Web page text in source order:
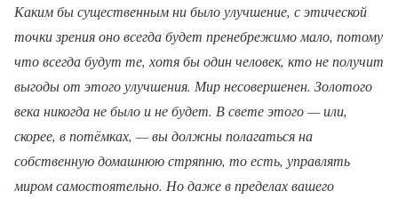
Каким бы существенным ни было улучшение, с этической
точки зрения оно всегда будет пренебрежимо мало, потому
что всегда будут те, хотя бы один человек, кто не получит
выгоды от этого улучшения. Мир несовершенен. Золотого
века никогда не было и не будет. В свете этого — или,
скорее, в потёмках, — вы должны полагаться на
собственную домашнюю стряпню, то есть, управлять
миром самостоятельно. Но даже в пределах вашего